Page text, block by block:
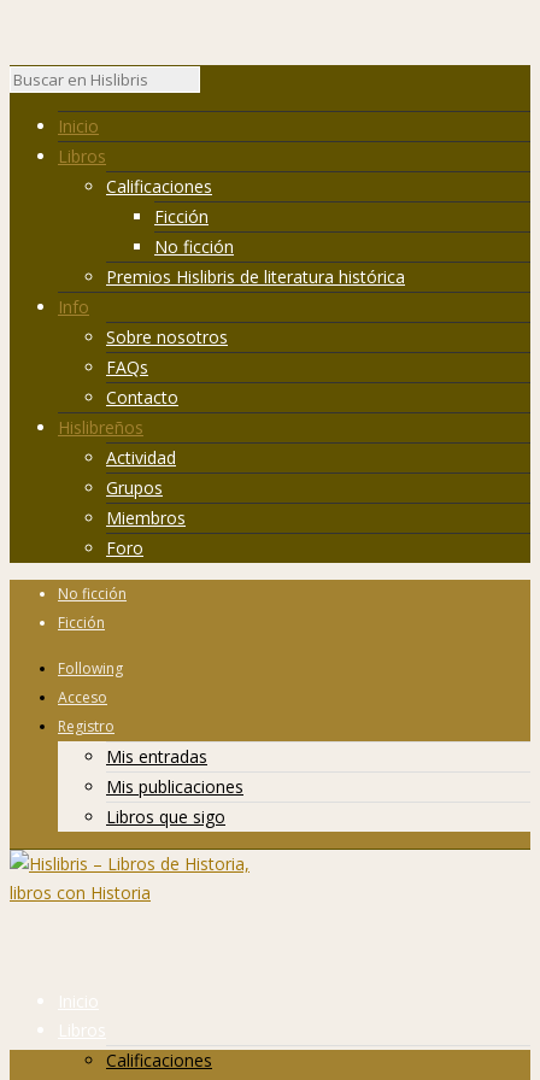
Inicio
Libros
Calificaciones
Ficción
No ficción
Premios Hislibris de literatura histórica
Info
Sobre nosotros
FAQs
Contacto
Hislibreños
Actividad
Grupos
Miembros
Foro
No ficción
Ficción
Following
Acceso
Registro
Mis entradas
Mis publicaciones
Libros que sigo
Inicio
Libros
Calificaciones